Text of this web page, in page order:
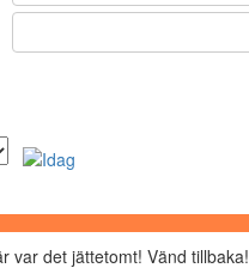
var det jättetomt! Vänd tillbaka!